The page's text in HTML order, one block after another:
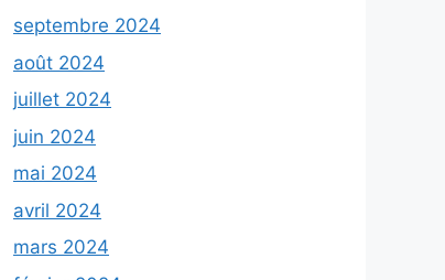
septembre 2024
août 2024
juillet 2024
juin 2024
mai 2024
avril 2024
mars 2024